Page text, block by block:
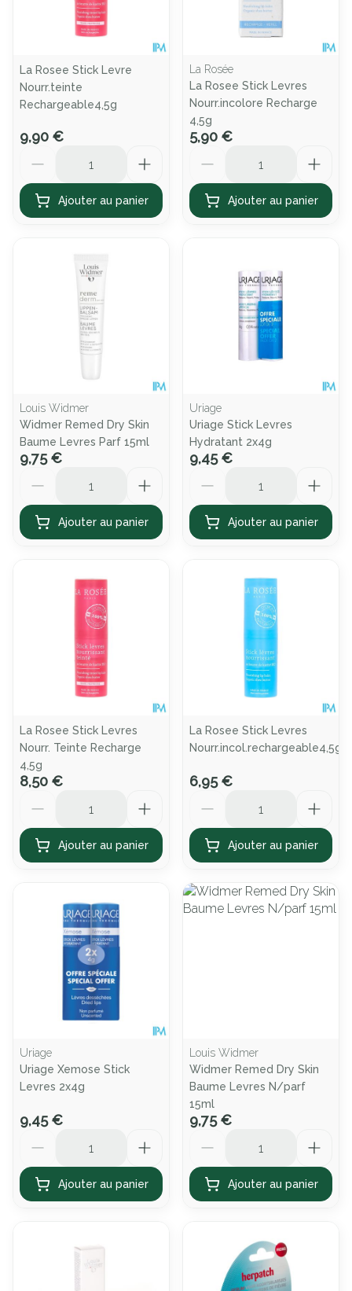
La Rosee Stick Levre
Nourr.teinte
Rechargeable4,5g
9,90 €
Ajouter au panier
La Rosée
La Rosee Stick Levres
Nourr.incolore Recharge
4,5g
5,90 €
Ajouter au panier
Louis Widmer
Widmer Remed Dry Skin
Baume Levres Parf 15ml
9,75 €
Ajouter au panier
Uriage
Uriage Stick Levres
Hydratant 2x4g
9,45 €
Ajouter au panier
La Rosee Stick Levres
Nourr. Teinte Recharge
4,5g
8,50 €
Ajouter au panier
La Rosee Stick Levres
Nourr.incol.rechargeable4,5g
6,95 €
Ajouter au panier
Uriage
Uriage Xemose Stick
Levres 2x4g
9,45 €
Ajouter au panier
Louis Widmer
Widmer Remed Dry Skin
Baume Levres N/parf
15ml
9,75 €
Ajouter au panier